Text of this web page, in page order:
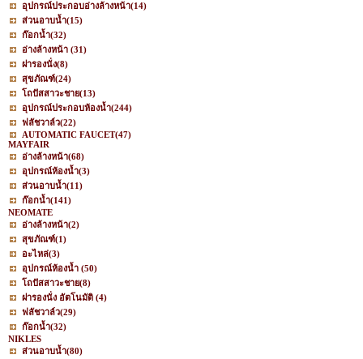
อุปกรณ์ประกอบอ่างล้างหน้า(14)
ส่วนอาบน้ำ(15)
ก๊อกน้ำ(32)
อ่างล้างหน้า (31)
ฝารองนั่ง(8)
สุขภัณฑ์(24)
โถปัสสาวะชาย(13)
อุปกรณ์ประกอบห้องน้ำ(244)
ฟลัชวาล์ว(22)
AUTOMATIC FAUCET(47)
MAYFAIR
อ่างล้างหน้า(68)
อุปกรณ์ห้องน้ำ(3)
ส่วนอาบน้ำ(11)
ก๊อกน้ำ(141)
NEOMATE
อ่างล้างหน้า(2)
สุขภัณฑ์(1)
อะไหล่(3)
อุปกรณ์ห้องน้ำ (50)
โถปัสสาวะชาย(8)
ฝารองนั่ง อัตโนมัติ (4)
ฟลัชวาล์ว(29)
ก๊อกน้ำ(32)
NIKLES
ส่วนอาบน้ำ(80)